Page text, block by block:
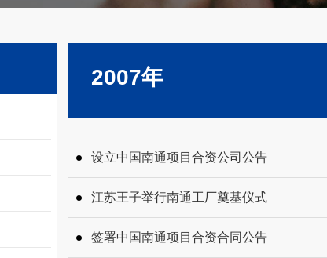
2007年
设立中国南通项目合资公司公告
江苏王子举行南通工厂奠基仪式
签署中国南通项目合资合同公告